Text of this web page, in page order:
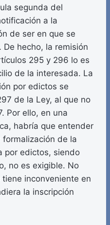
segunda del
a la
de ser en que se
hecho, la remisión
295 y 296 lo es
de la interesada. La
por edictos se
de la Ley, al que no
Por ello, en una
habría que entender
de la
por edictos, siendo
no es exigible. No
inconveniente en
la inscripción